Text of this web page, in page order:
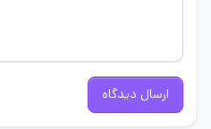
ارسال دیدگاه